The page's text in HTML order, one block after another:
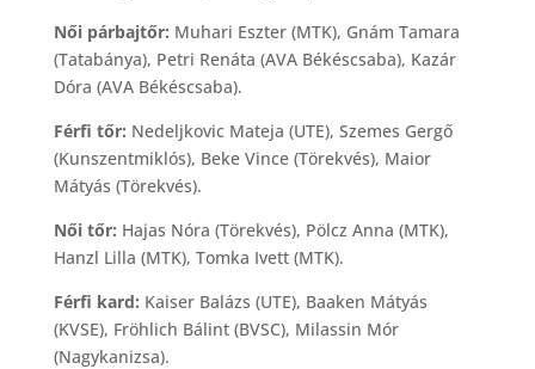
Női párbajtőr: Muhari Eszter (MTK), Gnám Tamara
(Tatabánya), Petri Renáta (AVA Békéscsaba), Kazár
Dóra (AVA Békéscsaba).
Férfi tőr: Nedeljkovic Mateja (UTE), Szemes Gergő
(Kunszentmiklós), Beke Vince (Törekvés), Maior
Mátyás (Törekvés).
Női tőr: Hajas Nóra (Törekvés), Pölcz Anna (MTK),
Hanzl Lilla (MTK), Tomka Ivett (MTK).
Férfi kard: Kaiser Balázs (UTE), Baaken Mátyás
(KVSE), Fröhlich Bálint (BVSC), Milassin Mór
(Nagykanizsa).